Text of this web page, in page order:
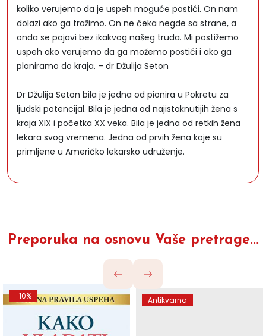
koliko verujemo da je uspeh moguće postići. On nam
dolazi ako ga tražimo. On ne čeka negde sa strane, a
onda se pojavi bez ikakvog našeg truda. Mi postižemo
uspeh ako verujemo da ga možemo postići i ako ga
planiramo do kraja. – dr Džulija Seton
Dr Džulija Seton bila je jedna od pionira u Pokretu za
ljudski potencijal. Bila je jedna od najistaknutijih žena s
kraja XIX i početka XX veka. Bila je jedna od retkih žena
lekara svog vremena. Jedna od prvih žena koje su
primljene u Američko lekarsko udruženje.
Preporuka na osnovu Vaše pretrage...
-10% Antikvarna